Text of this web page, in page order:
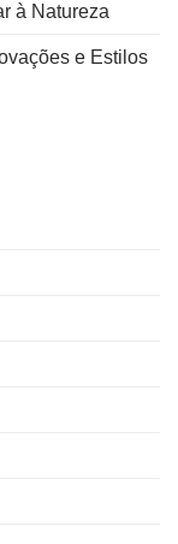
à Natureza
e Estilos